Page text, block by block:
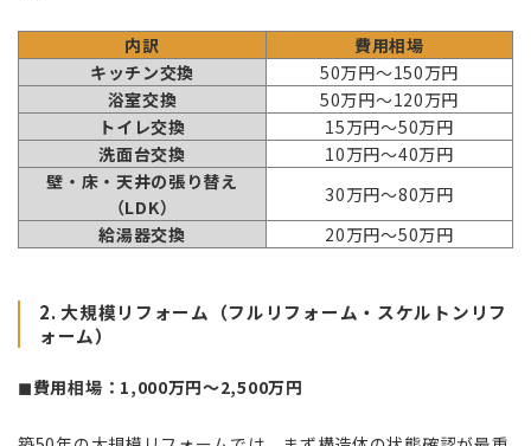
内訳
費用相場
キッチン交換
50万円～150万円
浴室交換
50万円～120万円
トイレ交換
15万円～50万円
洗面台交換
10万円～40万円
壁・床・天井の張り替え
（LDK）
30万円～80万円
給湯器交換
20万円～50万円
2. 大規模リフォーム（フルリフォーム・スケルトンリフ
ォーム）
◼︎費用相場：1,000万円～2,500万円